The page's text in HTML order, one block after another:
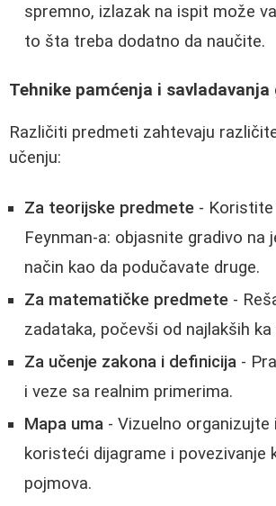
spremno, izlazak na ispit može
to šta treba dodatno da naučite.
Tehnike pamćenja i savladavanja
Različiti predmeti zahtevaju
učenju:
Za teorijske predmete - Koristite
Feynman-a: objasnite gradivo na
način kao da podučavate druge.
Za matematičke predmete -
zadataka, počevši od najlakših
Za učenje zakona i definicija -
i veze sa realnim primerima.
Mapa uma - Vizuelno
koristeći dijagrame i povezivanje
pojmova.